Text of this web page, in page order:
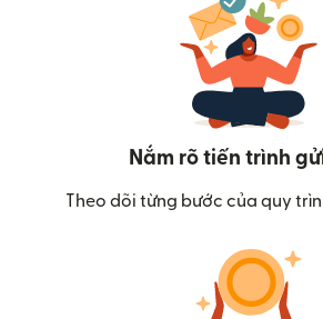
Nắm rõ tiến trình
Theo dõi từng bước của quy